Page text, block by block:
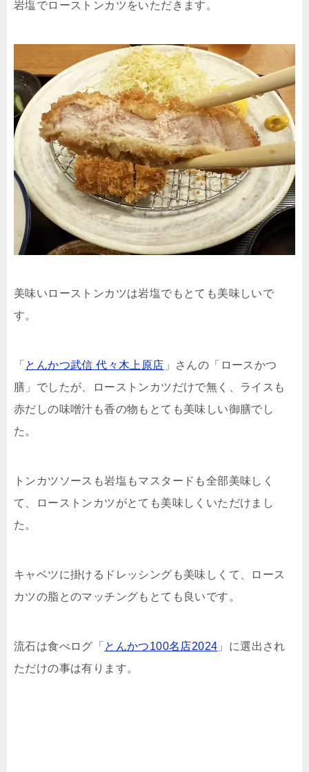
岩塩でローストンカツをいただきます。
美味いローストンカツは岩塩でもとても美味しいで
す。
「 とんかつ武信 代々木上原店 」さんの「ロースかつ
膳」でしたが、ローストンカツだけで無く、ライスも
赤だしの味噌汁も香の物もとても美味しい御膳でし
た。
トンカツソースも岩塩もマスタードも全部美味しく
て、ローストンカツがとても美味しくいただけまし
た。
キャベツに掛けるドレッシングも美味しくて、ロース
カツの脂とのマッチングもとても良いです。
流石は食べログ「 とんかつ100名店2024 」に選出され
ただけの事は有ります。